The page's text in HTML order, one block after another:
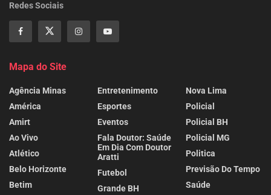
Redes Sociais
Mapa do Site
Agência Minas
América
Amirt
Ao Vivo
Atlético
Belo Horizonte
Betim
Entretenimento
Esportes
Eventos
Fala Doutor: Saúde
Em Dia Com Doutor
Aratti
Futebol
Grande BH
Nova Lima
Policial
Policial BH
Policial MG
Politica
Previsão Do Tempo
Saúde